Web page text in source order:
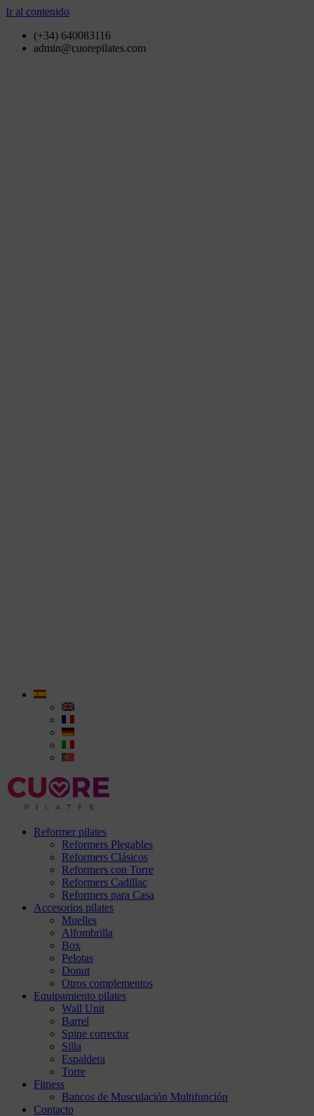
Ir al contenido
(+34) 640083116
admin@cuorepilates.com
Reformer pilates
Reformers Plegables
Reformers Clásicos
Reformers con Torre
Reformers Cadillac
Reformers para Casa
Accesorios pilates
Muelles
Alfombrilla
Box
Pelotas
Donut
Otros complementos
Equipamiento pilates
Wall Unit
Barrel
Spine corrector
Silla
Espaldera
Torre
Fitness
Bancos de Musculación Multifunción
Contacto